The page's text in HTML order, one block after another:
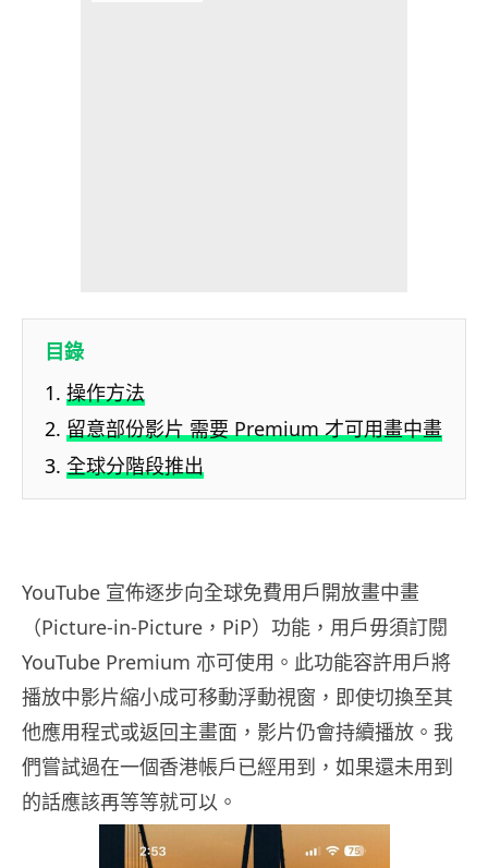
目錄
操作方法
留意部份影片 需要 Premium 才可用畫中畫
全球分階段推出
YouTube 宣佈逐步向全球免費用戶開放畫中畫
（Picture-in-Picture，PiP）功能，用戶毋須訂閱
YouTube Premium 亦可使用。此功能容許用戶將
播放中影片縮小成可移動浮動視窗，即使切換至其
他應用程式或返回主畫面，影片仍會持續播放。我
們嘗試過在一個香港帳戶已經用到，如果還未用到
的話應該再等等就可以。